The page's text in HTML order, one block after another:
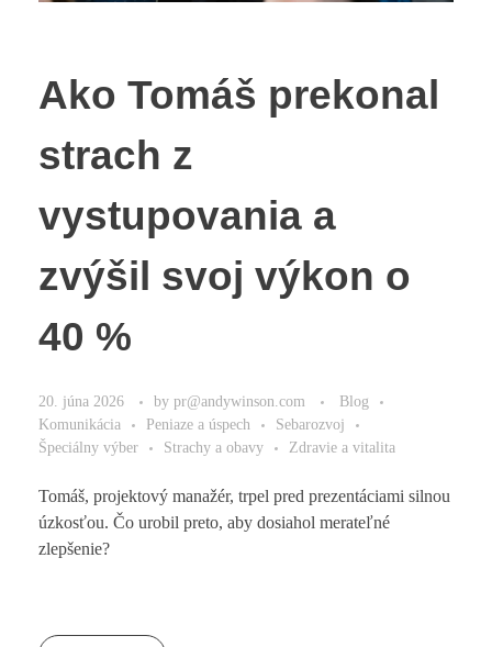
Ako Tomáš prekonal
strach z
vystupovania a
zvýšil svoj výkon o
40 %
20. júna 2026 by pr@andywinson.com
Blog
Komunikácia
Peniaze a úspech
Sebarozvoj
Špeciálny výber
Strachy a obavy Zdravie a vitalita
Tomáš, projektový manažér, trpel pred prezentáciami silnou
úzkosťou. Čo urobil preto, aby dosiahol merateľné
zlepšenie?